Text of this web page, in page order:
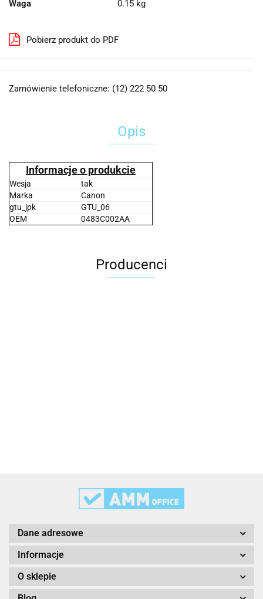
Waga 0.15 kg
Pobierz produkt do PDF
Zamówienie telefoniczne: (12) 222 50 50
Opis
Informacje o produkcie
Wesja
tak
Marka
Canon
gtu_jpk
GTU_06
OEM
0483C002AA
Producenci
Dane adresowe
Informacje
O sklepie